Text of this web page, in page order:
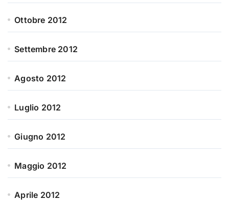
Ottobre 2012
Settembre 2012
Agosto 2012
Luglio 2012
Giugno 2012
Maggio 2012
Aprile 2012